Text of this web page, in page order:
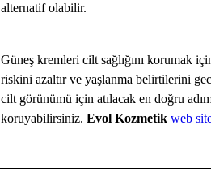
alternatif olabilir.
Güneş kremleri cilt sağlığını korumak
riskini azaltır ve yaşlanma belirtilerini
cilt görünümü için atılacak en doğru
koruyabilirsiniz. Evol Kozmetik web